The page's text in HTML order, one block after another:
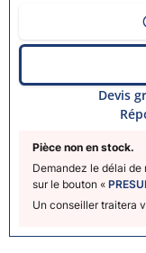
Pièce non en stock.
Demandez le délai
sur le bouton «
Un conseiller traitera
Devis